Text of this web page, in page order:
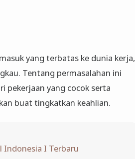
yang terbatas ke dunia kerja,
Tentang permasalahan ini
pekerjaan yang cocok serta
buat tingkatkan keahlian.
Indonesia I Terbaru